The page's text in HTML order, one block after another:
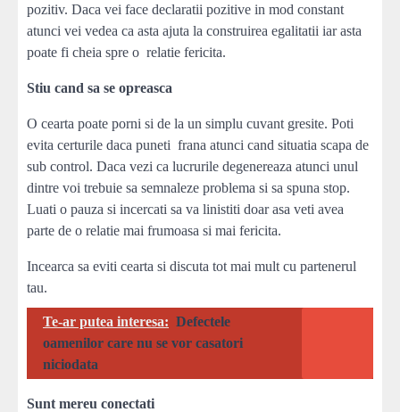
pozitiv. Daca vei face declaratii pozitive in mod constant
atunci vei vedea ca asta ajuta la construirea egalitatii iar asta
poate fi cheia spre o relatie fericita.
Stiu cand sa se opreasca
O cearta poate porni si de la un simplu cuvant gresite. Poti
evita certurile daca puneti frana atunci cand situatia scapa de
sub control. Daca vezi ca lucrurile degenereaza atunci unul
dintre voi trebuie sa semnaleze problema si sa spuna stop.
Luati o pauza si incercati sa va linistiti doar asa veti avea
parte de o relatie mai frumoasa si mai fericita.
Incearca sa eviti cearta si discuta tot mai mult cu partenerul
tau.
Te-ar putea interesa: Defectele
oamenilor care nu se vor casatori
niciodata
Sunt mereu conectati